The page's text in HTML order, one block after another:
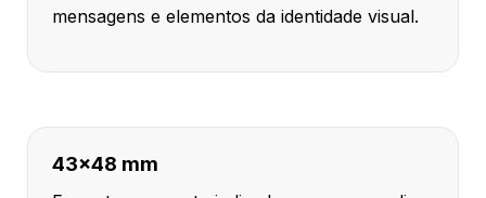
mensagens e elementos da identidade visual.
43x48 mm